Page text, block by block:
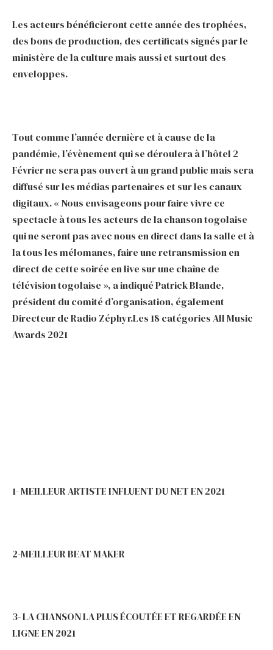
Les acteurs bénéficieront cette année des trophées,
des bons de production, des certificats signés par le
ministère de la culture mais aussi et surtout des
enveloppes.
Tout comme l’année dernière et à cause de la
pandémie, l’évènement qui se déroulera à l’hôtel 2
Février ne sera pas ouvert à un grand public mais sera
diffusé sur les médias partenaires et sur les canaux
digitaux. « Nous envisageons pour faire vivre ce
spectacle à tous les acteurs de la chanson togolaise
qui ne seront pas avec nous en direct dans la salle et à
la tous les mélomanes, faire une retransmission en
direct de cette soirée en live sur une chaîne de
télévision togolaise », a indiqué Patrick Blande,
président du comité d’organisation, également
Directeur de Radio Zéphyr.Les 18 catégories All Music
Awards 2021
1- MEILLEUR ARTISTE INFLUENT DU NET EN 2021
2-MEILLEUR BEAT MAKER
3- LA CHANSON LA PLUS ÉCOUTÉE ET REGARDÉE EN
LIGNE EN 2021